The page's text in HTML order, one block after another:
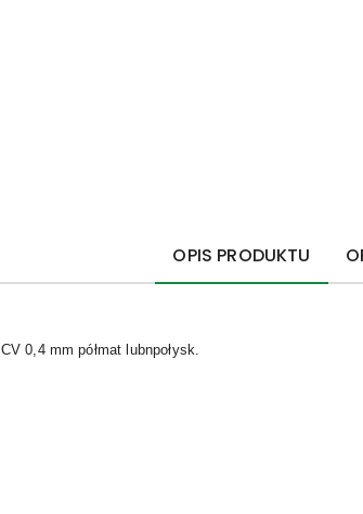
OPIS PRODUKTU
0,4 mm półmat lubnpołysk.